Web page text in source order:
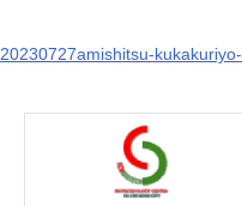
20230727amishitsu-